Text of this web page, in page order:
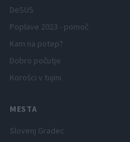
DeSUS
Poplave 2023 - pomoč
Kam na potep?
Dobro počutje
Korošci v tujini
MESTA
Slovenj Gradec